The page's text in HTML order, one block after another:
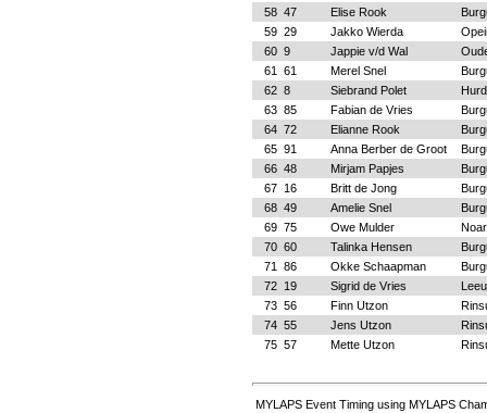
58 47 Elise Rook
59 29 Jakko Wierda
60 9 Jappie v/d Wal
61
61 Merel Snel
62 8 Siebrand Polet
63 85 Fabian de Vries
64 72 Elianne Rook
65 91 Anna Berber de Groot
66 48 Mirjam Papjes
67 16 Britt de Jong
68 49 Amelie Snel
69 75 Owe Mulder
70 60 Talinka Hensen
71
86 Okke Schaapman
72 19 Sigrid de Vries
73 56 Finn Utzon
74 55 Jens Utzon
75 57 Mette Utzon
MYLAPS Event Timing using MYLAPS